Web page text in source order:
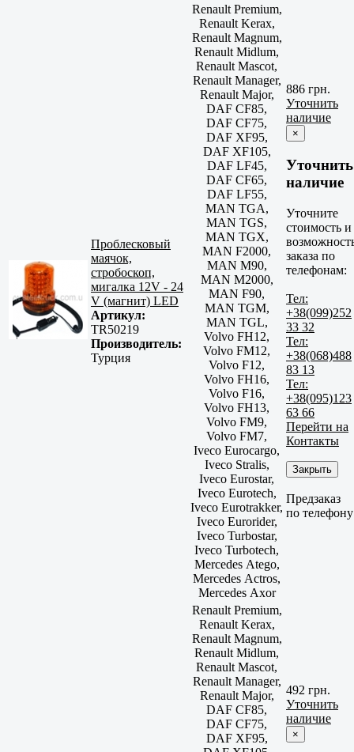
Проблесковый
маячок,
стробоскоп,
мигалка 12V - 24
V (магнит) LED
Артикул:
TR50219
Производитель:
Турция
Renault Premium,
Renault Kerax,
Renault Magnum,
Renault Midlum,
Renault Mascot,
Renault Manager,
Renault Major,
DAF CF85,
DAF CF75,
DAF XF95,
DAF XF105,
DAF LF45,
DAF CF65,
DAF LF55,
MAN TGA,
MAN TGS,
MAN TGX,
MAN F2000,
MAN M90,
MAN M2000,
MAN F90,
MAN TGM,
MAN TGL,
Volvo FH12,
Volvo FM12,
Volvo F12,
Volvo FH16,
Volvo F16,
Volvo FH13,
Volvo FM9,
Volvo FM7,
Iveco Eurocargo,
Iveco Stralis,
Iveco Eurostar,
Iveco Eurotech,
Iveco Eurotrakker,
Iveco Eurorider,
Iveco Turbostar,
Iveco Turbotech,
Mercedes Atego,
Mercedes Actros,
Mercedes Axor
886 грн.
Уточнить
наличие
×
Уточнить
наличие
Уточните
стоимость и
заказа по
телефонам:
Тел:
+38(099)252
33 32
Тел:
+38(068)488
83 13
Тел:
+38(095)123
63 66
Перейти на
Контакты
Закрыть
Предзаказ
по телефону
Renault Premium,
Renault Kerax,
Renault Magnum,
Renault Midlum,
Renault Mascot,
Renault Manager,
Renault Major,
DAF CF85,
DAF CF75,
DAF XF95,
492 грн.
Уточнить
наличие
×